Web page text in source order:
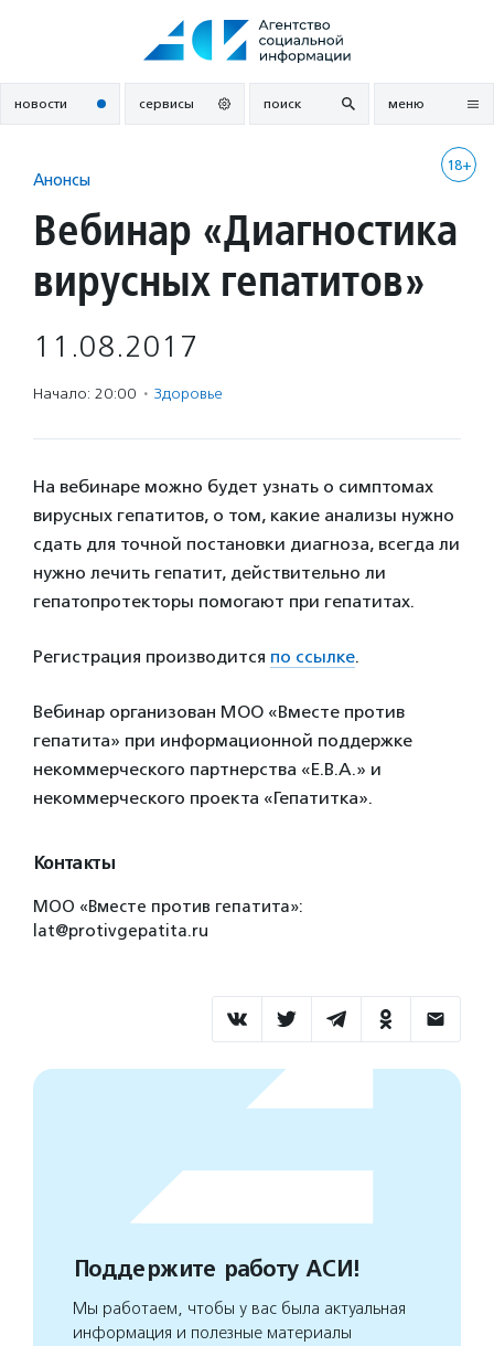
новости сервисы поиск меню
18+
Анонсы
Вебинар «Диагностика
вирусных гепатитов»
11.08.2017
Начало: 20:00 · Здоровье
На вебинаре можно будет узнать о симптомах
вирусных гепатитов, о том, какие анализы нужно
сдать для точной постановки диагноза, всегда ли
нужно лечить гепатит, действительно ли
гепатопротекторы помогают при гепатитах.
Регистрация производится по ссылке.
Вебинар организован МОО «Вместе против
гепатита» при информационной поддержке
некоммерческого партнерства «Е.В.А.» и
некоммерческого проекта «Гепатитка».
Контакты
МОО «Вместе против гепатита»:
lat@protivgepatita.ru
Поддержите работу АСИ!
Мы работаем, чтобы у вас была актуальная
информация и полезные материалы